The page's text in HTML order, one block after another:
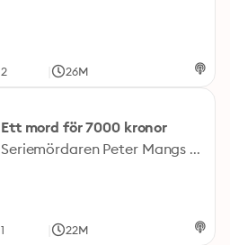
2 26M
Ett mord för 7000 kronor
Seriemördaren Peter Mangs håller 2010 Malmö som gisslan med sina skott. På nätterna smyger han runt och skjuter mot människor som han stämplar som invandrare – till synes slumpvis utvalda. Befolkningen fylls av en växande skräck när polisen famlade i mörkret efter den skyldige. Samtidigt fylls nyheterna av nya dåd och teorier om "en ny laserman". Men faktum är att han redan sju år tidigare begick sitt första kända mord. "Serieskytten Peter Mangs" är baserad på Joakim Palmkvists bok “Äventyr i Svenssonland”. Dokumentären innehåller beskrivningar av mord, våld och grov rasism. Medverkande: Joakim Palmkvist, journalist och författare till boken “Äventyr i Svenssonland” Programledare och producent: Anton Vretander Manusbearbetning: Tobias Norström Ljudtekniker: Jonas Sjöberg Producerad av Fisk i Keps
1 22M